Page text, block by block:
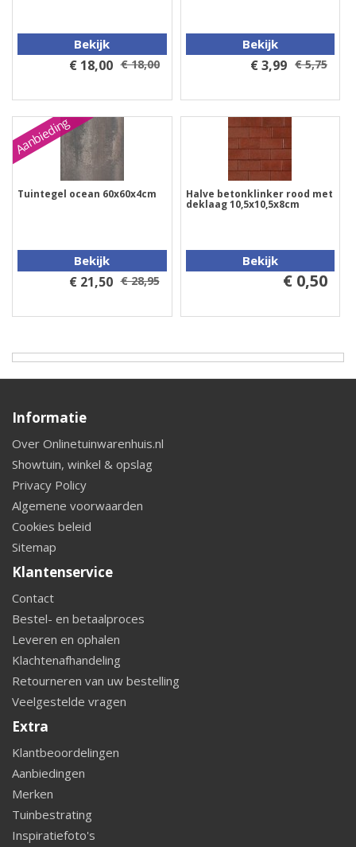
Bekijk
€ 18,00 € 18,00
Bekijk
€ 3,99 € 5,75
Aanbieding
Tuintegel ocean 60x60x4cm
Bekijk
€ 21,50 € 28,95
Halve betonklinker rood met
deklaag 10,5x10,5x8cm
Bekijk
€ 0,50
Informatie
Over Onlinetuinwarenhuis.nl
Showtuin, winkel & opslag
Privacy Policy
Algemene voorwaarden
Cookies beleid
Sitemap
Klantenservice
Contact
Bestel- en betaalproces
Leveren en ophalen
Klachtenafhandeling
Retourneren van uw bestelling
Veelgestelde vragen
Extra
Klantbeoordelingen
Aanbiedingen
Merken
Tuinbestrating
Inspiratiefoto's